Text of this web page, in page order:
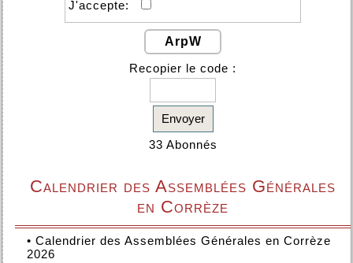
J'accepte:
ArpW
Recopier le code :
Envoyer
33 Abonnés
Calendrier des Assemblées Générales
en Corrèze
• Calendrier des Assemblées Générales en Corrèze
2026